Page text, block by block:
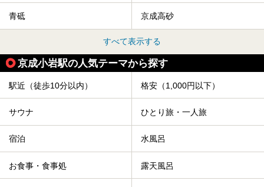
青砥 京成高砂
すべて表示する
京成小岩駅の人気テーマから探す
駅近（徒歩10分以内） 格安（1,000円以下）
サウナ ひとり旅・一人旅
宿泊 水風呂
お食事・食事処 露天風呂